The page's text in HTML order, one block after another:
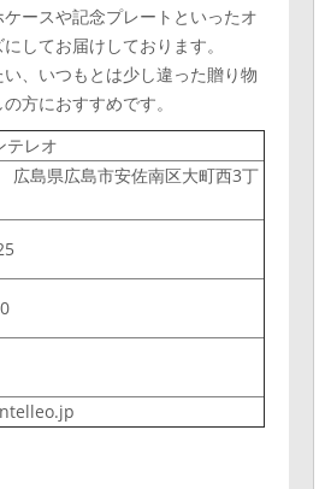
ースや記念プレートといったオ
してお届けしております。
、いつもとは少し違った贈り物
方におすすめです。
テレオ
島県広島市安佐南区大町西3丁